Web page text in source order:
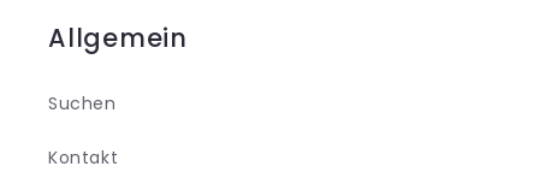
Allgemein
Suchen
Kontakt